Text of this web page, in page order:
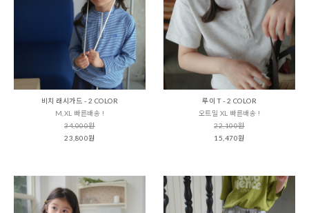
비치 래시가드 - 2 COLOR
M,XL 빠른배송 !
34,000원
23,800원
루이 T - 2 COLOR
오트밀 XL 빠른배송 !
22,100원
15,470원